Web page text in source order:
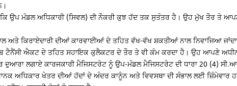
ਉਪ ਮੰਡਲ ਅਧਿਕਾਰੀ (ਸਿਵਲ) ਦੀ ਨੌਕਰੀ ਕੁਝ ਹੱਦ ਤਕ ਸੁਤੰਤਰ ਹੈ। ਉਹ ਮੁੱਖ ਤੌਰ ਤੇ
ਅਤੇ ਕਿਰਾਏਦਾਰੀ ਦੀਆਂ ਕਾਰਵਾਈਆਂ ਦੇ ਤਹਿਤ ਵੱਖ-ਵੱਖ ਸ਼ਕਤੀਆਂ ਨਾਲ ਨਿਵਾਜਿਆ
ਐਕਟ ਦੇ ਤਹਿਤ ਸਹਾਇਕ ਕੁਲੈਕਟਰ ਦੇ ਤੌਰ ਤੇ ਵੀ ਕੰਮ ਕਰਦਾ ਹੈ। ਉਹ ਆਪਣੇ ਅਧੀਨ
ਦੁਆਰਾ ਲਗਾਏ ਕਾਰਜਕਾਰੀ ਮੈਜਿਸਟਰੇਟ ਨੂੰ ਉਪ-ਮੰਡਲ ਮੈਜਿਸਟਰੇਟ ਦੀ ਧਾਰਾ 20
ਅਧਿਕਾਰ ਖੇਤਰ ਦੀਆਂ ਹੱਦਾਂ ਦੇ ਅੰਦਰ ਕਾਨੂੰਨ ਅਤੇ ਵਿਵਸਥਾ ਦੀ ਸੰਭਾਲ ਲਈ